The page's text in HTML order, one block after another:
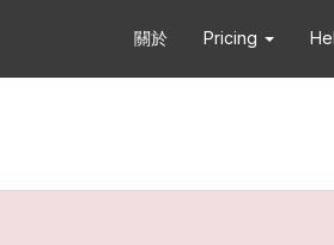
關於 Pricing